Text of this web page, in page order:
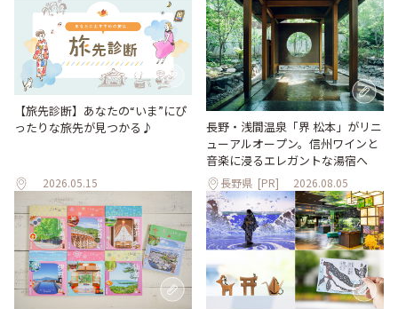
【旅先診断】あなたの“いま”にぴ
ったりな旅先が見つかる♪
2026.05.15
長野・浅間温泉「界 松本」がリニ
ューアルオープン。信州ワインと
音楽に浸るエレガントな湯宿へ
長野県 [PR] 2026.08.05